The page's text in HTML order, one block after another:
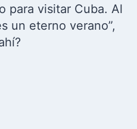
para visitar Cuba. Al
un eterno verano”,